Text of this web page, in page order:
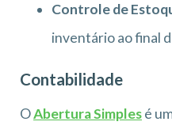
Controle de
inventário ao final
Contabilidade
OAbertura Simplesé